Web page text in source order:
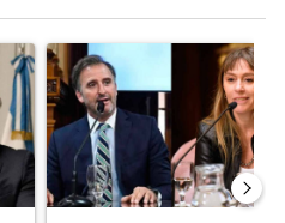
el título "Encuesta: Patricia
Un artículo de tendencia con